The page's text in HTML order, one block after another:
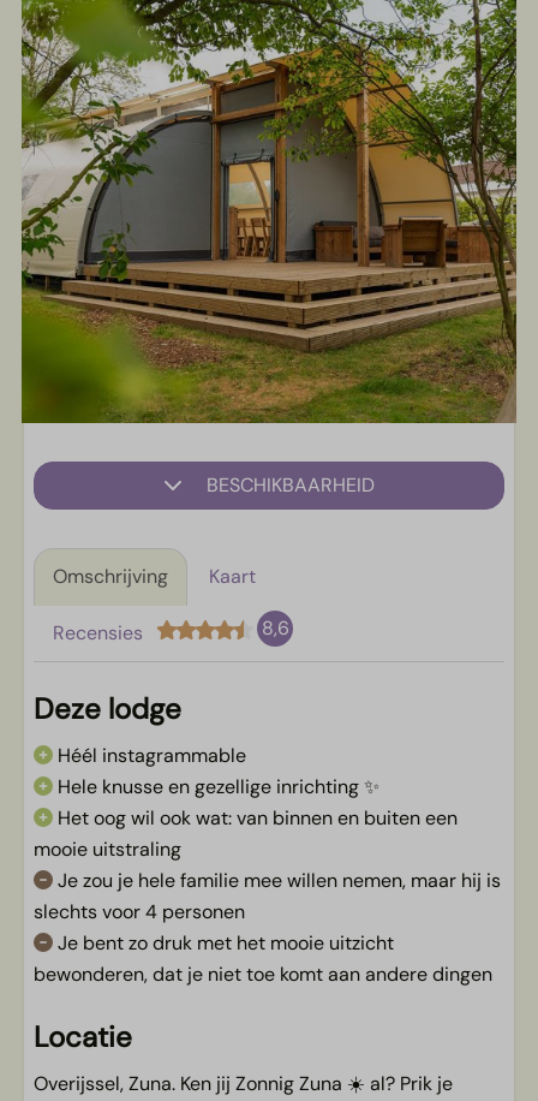
BESCHIKBAARHEID
Omschrijving Kaart
Recensies 8,6
Deze lodge
Héél instagrammable
Hele knusse en gezellige inrichting ✨
Het oog wil ook wat: van binnen en buiten een
mooie uitstraling
Je zou je hele familie mee willen nemen, maar hij is
slechts voor 4 personen
Je bent zo druk met het mooie uitzicht
bewonderen, dat je niet toe komt aan andere dingen
Locatie
Overijssel, Zuna. Ken jij Zonnig Zuna ☀️ al? Prik je